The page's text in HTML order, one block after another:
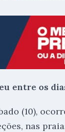
entre os
(10),
nas